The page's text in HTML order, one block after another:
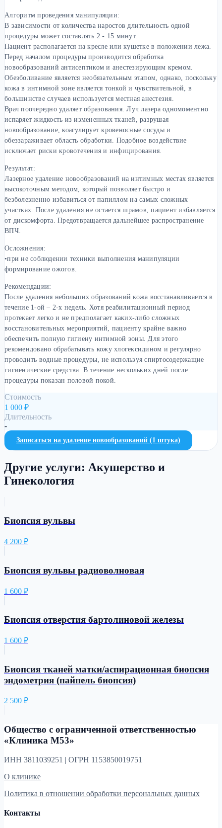
Алгоритм проведения манипуляции:
В зависимости от количества наростов длительность одной
процедуры может составлять 2 - 15 минут.
Пациент располагается на кресле или кушетке в положении лежа.
Перед началом процедуры производится обработка
новообразований антисептиком и анестезирующим кремом.
Обезболивание является необязательным этапом, однако, поскольку
кожа в интимной зоне является тонкой и чувствительной, в
большинстве случаев используется местная анестезия.
Врач поочередно удаляет образования. Луч лазера одномоментно
испаряет жидкость из измененных тканей, разрушая
новообразование, коагулирует кровеносные сосуды и
обеззараживает область обработки. Подобное воздействие
исключает риски кровотечения и инфицирования.
Результат:
Лазерное удаление новообразований на интимных местах является
высокоточным методом, который позволяет быстро и
безболезненно избавиться от папиллом на самых сложных
участках. После удаления не остается шрамов, пациент избавляется
от дискомфорта. Предотвращается дальнейшее распространение
ВПЧ.
Осложнения:
•при не соблюдении техники выполнения манипуляции
формирование ожогов.
Рекомендации:
После удаления небольших образований кожа восстанавливается в
течение 1-ой – 2-х недель. Хотя реабилитационный период
протекает легко и не предполагает каких-либо сложных
восстановительных мероприятий, пациенту крайне важно
обеспечить полную гигиену интимной зоны. Для этого
рекомендовано обрабатывать кожу хлогексидином и регулярно
проводить водные процедуры, не используя спиртосодержащие
гигиенические средства. В течение нескольких дней после
процедуры показан половой покой.
Стоимость
1 000 ₽
Длительность
-
Записаться на удаление новообразований (1 штука)
Другие услуги: Акушерство и
Гинекология
Биопсия вульвы
4 200 ₽
Биопсия вульвы радиоволновая
1 600 ₽
Биопсия отверстия бартолиновой железы
1 600 ₽
Биопсия тканей матки/аспирационная биопсия
эндометрия (пайпель биопсия)
2 500 ₽
Общество с ограниченной ответственностью
«Клиника М53»
ИНН 3811039251 | ОГРН 1153850019751
О клинике
Политика в отношении обработки персональных данных
Контакты